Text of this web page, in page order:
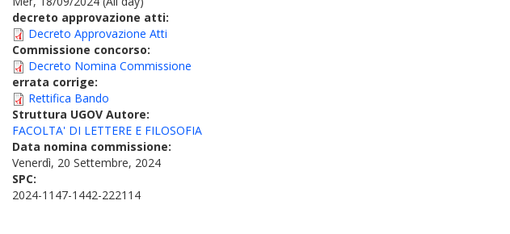
decreto approvazione atti:
Decreto Approvazione Atti
Commissione concorso:
Decreto Nomina Commissione
errata corrige:
Rettifica Bando
Struttura UGOV Autore:
FACOLTA' DI LETTERE E FILOSOFIA
Data nomina commissione:
Venerdì, 20 Settembre, 2024
SPC:
2024-1147-1442-222114